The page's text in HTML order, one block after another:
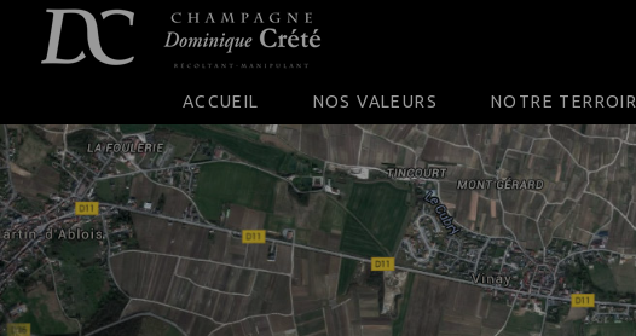
SKIP TO CONTENT
ACCUEIL NOS VALEURS NOTRE TERROIR